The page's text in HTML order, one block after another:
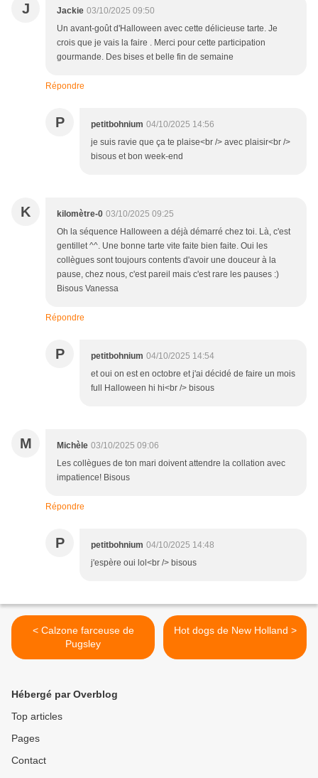
J Jackie 03/10/2025 09:50
Un avant-goût d'Halloween avec cette délicieuse tarte. Je
crois que je vais la faire . Merci pour cette participation
gourmande. Des bises et belle fin de semaine
Répondre
P petitbohnium 04/10/2025 14:56
je suis ravie que ça te plaise<br /> avec plaisir<br />
bisous et bon week-end
K kilomètre-0 03/10/2025 09:25
Oh la séquence Halloween a déjà démarré chez toi. Là, c'est
gentillet ^^. Une bonne tarte vite faite bien faite. Oui les
collègues sont toujours contents d'avoir une douceur à la
pause, chez nous, c'est pareil mais c'est rare les pauses :)
Bisous Vanessa
Répondre
P petitbohnium 04/10/2025 14:54
et oui on est en octobre et j'ai décidé de faire un mois
full Halloween hi hi<br /> bisous
M Michèle 03/10/2025 09:06
Les collègues de ton mari doivent attendre la collation avec
impatience! Bisous
Répondre
P petitbohnium 04/10/2025 14:48
j'espère oui lol<br /> bisous
< Calzone farceuse de
Pugsley
Hot dogs de New Holland >
Hébergé par Overblog
Top articles
Pages
Contact